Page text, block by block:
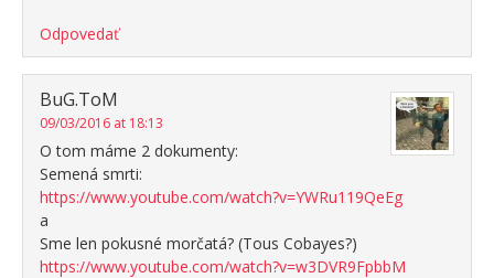
Odpovedať
BuG.ToM
09/03/2016 at 18:13
O tom máme 2 dokumenty:
Semená smrti:
https://www.youtube.com/watch?v=YWRu119QeEg
a
Sme len pokusné morčatá? (Tous Cobayes?)
https://www.youtube.com/watch?v=w3DVR9FpbbM